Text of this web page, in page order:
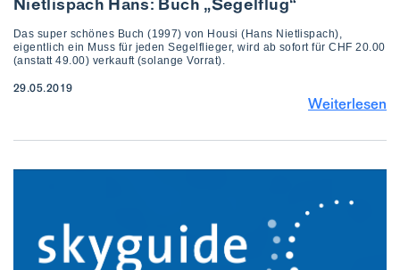
Das super schönes Buch (1997) von Housi (Hans Nietlispach),
eigentlich ein Muss für jeden Segelflieger, wird ab sofort für CHF 20.00
(anstatt 49.00) verkauft (solange Vorrat).
29.05.2019
Weiterlesen